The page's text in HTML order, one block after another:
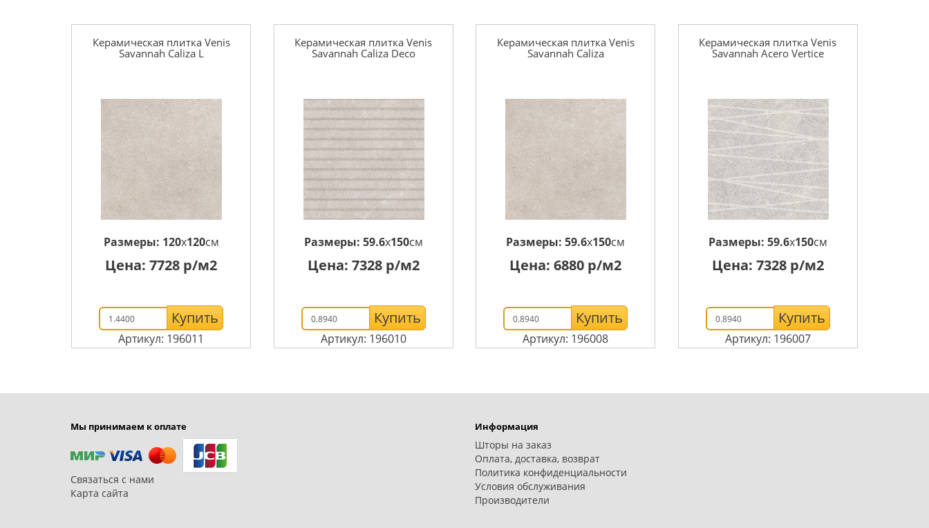
Керамическая плитка Venis
Savannah Caliza L
Размеры: 120x120см
Цена:7728 р/м2
Купить
Артикул: 196011
Керамическая плитка Venis
Savannah Caliza Deco
Размеры: 59.6x150см
Цена: 7328р/м2
Купить
Артикул: 196010
Керамическая плитка Venis
Savannah Caliza
Размеры:59.6x150см
Цена:6880 р/м2
Купить
Артикул: 196008
Керамическая плитка Venis
Savannah Acero Vertice
Размеры: 59.6x150см
Цена: 7328р/м2
Купить
Артикул: 196007
Мы принимаем к оплате
Связаться с нами
Карта сайта
Информация
Шторы на заказ
Оплата, доставка, возврат
Политика конфиденциальности
Условия обслуживания
Производители